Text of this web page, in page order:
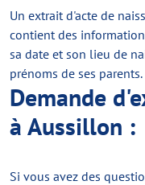
Un extrait d'acte de
contient des
sa date et son lieu de
prénoms de ses parents.
Demande
à Aussillon :
Si vous avez des